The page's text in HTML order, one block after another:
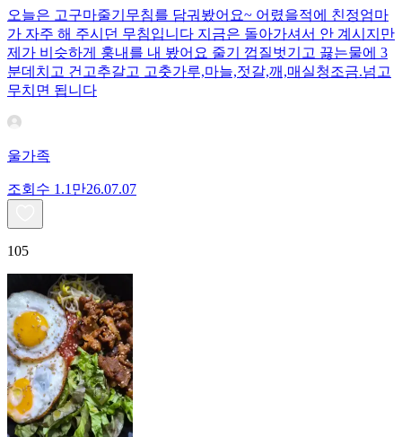
오늘은 고구마줄기무침를 담궈봤어요~ 어렸을적에 친정엄마
가 자주 해 주시던 무침입니다 지금은 돌아가셔서 안 계시지만
제가 비슷하게 훙내를 내 봤어요 줄기 껍질벗기고 끓는물에 3
분데치고 건고추갈고 고춧가루,마늘,젓갈,깨,매실청조금.넘고
무치면 됩니다
울가족
조회수 1.1만26.07.07
105